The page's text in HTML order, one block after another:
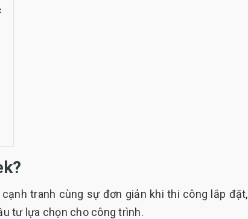
tranh cùng sự đơn giản khi thi công lắp đặt,
tư lựa chọn cho công trình.